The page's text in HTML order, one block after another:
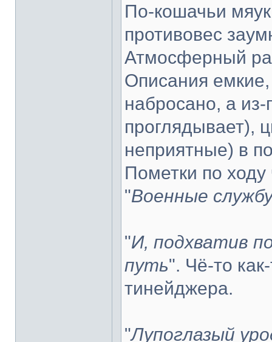
По-кошачьи
противовес
Атмосферный
Описания
набросано, а
проглядывает),
неприятные) в
Пометки по ходу
"Военные
"И, подхватив
путь". Чё-то
тинейджера.
"Лупоглазый